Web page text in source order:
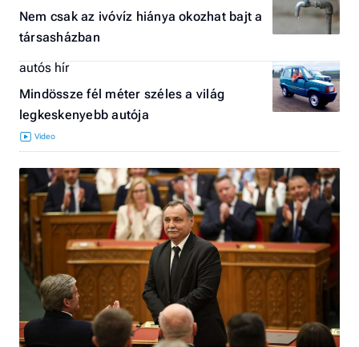
Nem csak az ivóvíz hiánya okozhat bajt a
társasházban
autós hír
Mindössze fél méter széles a világ
legkeskenyebb autója